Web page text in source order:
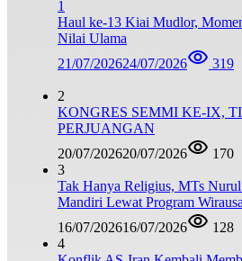
1
Haul ke-13 Kiai Mudlor,
Nilai Ulama
21/07/202624/07/2026 319
2
KONGRES SEMMI KE-IX,
PERJUANGAN
20/07/202620/07/2026
170
3
Tak Hanya Religius, MTs
Mandiri Lewat Program
16/07/202616/07/2026
128
4